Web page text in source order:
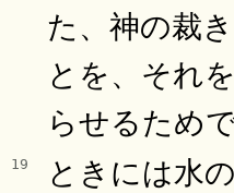
た、神の裁
とを、それ
らせるため
19
ときには水